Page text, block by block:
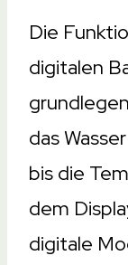
Die
digitalen
das
bis die
dem
digitale